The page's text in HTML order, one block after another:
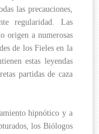
las precauciones,
regularidad. Las
origen a numerosas
de los Fieles en la
estas leyendas
partidas de caza
hipnótico y a
los Biólogos